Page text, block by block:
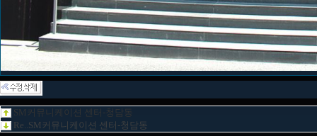
SM커뮤니케이션 센터-청담동
Re..SM커뮤니케이션 센터-청담동